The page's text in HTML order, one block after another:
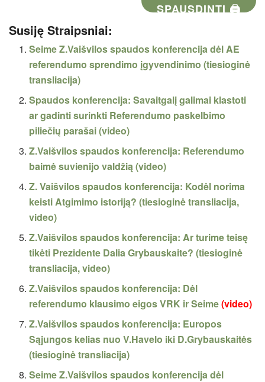
SPAUSDINTI 🖨
Susiję Straipsniai:
Seime Z.Vaišvilos spaudos konferencija dėl AE
referendumo sprendimo įgyvendinimo (tiesioginė
transliacija)
Spaudos konferencija: Savaitgalį galimai klastoti
ar gadinti surinkti Referendumo paskelbimo
piliečių parašai (video)
Z.Vaišvilos spaudos konferencija: Referendumo
baimė suvienijo valdžią (video)
Z. Vaišvilos spaudos konferencija: Kodėl norima
keisti Atgimimo istoriją? (tiesioginė transliacija,
video)
Z.Vaišvilos spaudos konferencija: Ar turime teisę
tikėti Prezidente Dalia Grybauskaite? (tiesioginė
transliacija, video)
Z.Vaišvilos spaudos konferencija: Dėl
referendumo klausimo eigos VRK ir Seime(video)
Z.Vaišvilos spaudos konferencija: Europos
Sąjungos kelias nuo V.Havelo iki D.Grybauskaitės
(tiesioginė transliacija)
Seime Z.Vaišvilos spaudos konferencija dėl